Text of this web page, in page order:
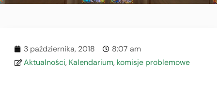
3 października, 2018
8:07 am
Aktualności, Kalendarium, komisje problemowe